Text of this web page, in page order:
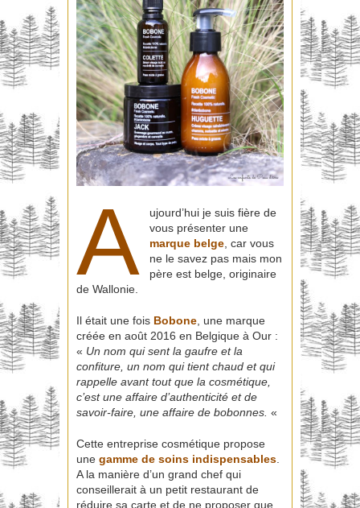
A
ujourd’hui je suis fière de
vous présenter une
marquebelge, car vous
ne le savez pas mais mon
père est belge, originaire
de Wallonie.
Il était une fois Bobone, une marque
créée en août 2016 en Belgique à Our :
« Un nom qui sent la gaufre et la
confiture, un nom qui tient chaud et qui
rappelle avant tout que la cosmétique,
c’est une affaire d’authenticité et de
savoir-faire, une affaire de bobonnes. «
Cette entreprise cosmétique propose
une gamme de soins indispensables.
A la manière d’un grand chef qui
conseillerait à un petit restaurant de
réduire sa carte et de ne proposer que